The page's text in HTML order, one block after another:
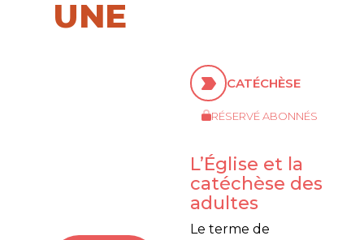
UNE
CATÉCHÈSE
RÉSERVÉ ABONNÉS
L’Église et la
catéchèse des
adultes
Le terme de